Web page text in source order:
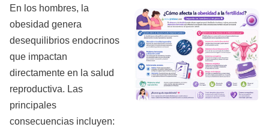
En los hombres, la
obesidad genera
desequilibrios endocrinos
que impactan
directamente en la salud
reproductiva. Las
principales
consecuencias incluyen: